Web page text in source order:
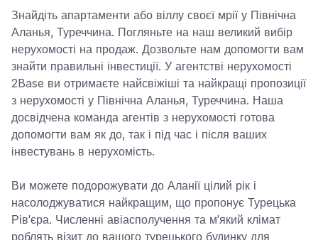
Знайдіть апартаменти або віллу своєї мрії у Північна
Аланья, Туреччина. Погляньте на наш великий вибір
нерухомості на продаж. Дозвольте нам допомогти вам
знайти правильні інвестиції. У агентстві нерухомості
2Base ви отримаєте найсвіжіші та найкращі пропозиції
з нерухомості у Північна Аланья, Туреччина. Наша
досвідчена команда агентів з нерухомості готова
допомогти вам як до, так і під час і після ваших
інвестувань в нерухомість.
Ви можете подорожувати до Аланії цілий рік і
насолоджуватися найкращим, що пропонує Турецька
Рів'єра. Численні авіасполучення та м'який клімат
роблять візит до вашого турецького будинку для